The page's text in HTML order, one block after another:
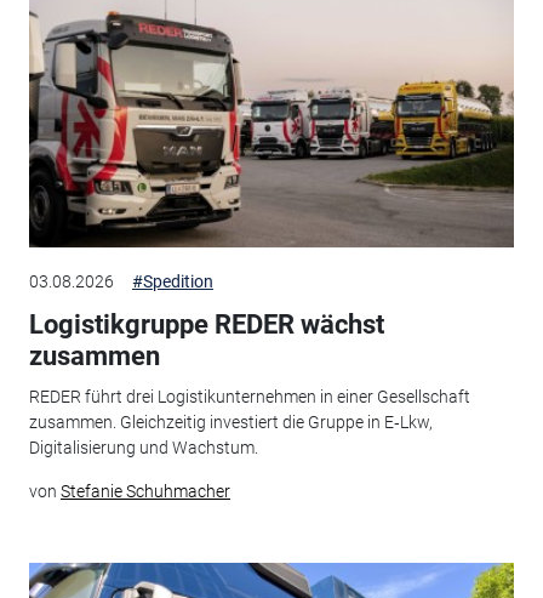
03.08.2026 #Spedition
Logistikgruppe REDER wächst
zusammen
REDER führt drei Logistikunternehmen in einer Gesellschaft
zusammen. Gleichzeitig investiert die Gruppe in E‑Lkw,
Digitalisierung und Wachstum.
von Stefanie Schuhmacher